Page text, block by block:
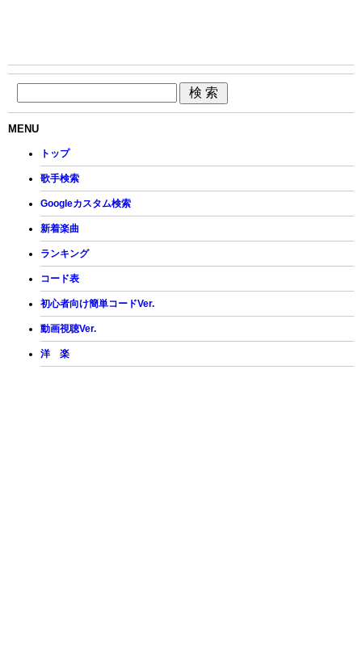
MENU
トップ
歌手検索
Googleカスタム検索
新着楽曲
ランキング
コード表
初心者向け簡単コードVer.
動画視聴Ver.
洋 楽